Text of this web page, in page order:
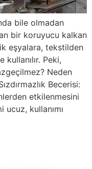
bile olmadan
bir koruyucu kalkan
eşyalara, tekstilden
Peki,
Neden
Becerisi:
etkilenmesini
kullanımı